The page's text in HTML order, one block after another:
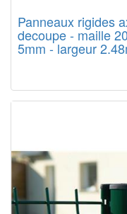
Panneaux rigides
decoupe - maille
5mm - largeur